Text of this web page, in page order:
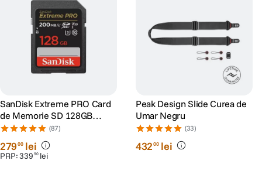
SanDisk Extreme PRO Card
de Memorie SD 128GB
SDXC UHS-I Class 10 U3 V30
+ 2 Ani RescuePRO Deluxe
(87)
27900 lei
PRP:339 90 lei
Peak Design Slide Curea de
Umar Negru
(33)
43200 lei